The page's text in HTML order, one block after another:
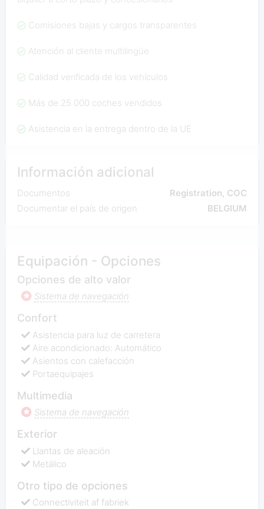
Comisiones bajas y cargos transparentes
Atención al cliente multilingüe
Calidad verificada de los vehículos
Más de 25 000 coches vendidos
Asistencia en la entrega dentro de la UE
Información adicional
Documentos
Registration, COC
Documentar el país de origen
BELGIUM
Equipación - Opciones
Opciones de alto valor
Sistema de navegación
Confort
Asistencia para luz de carretera
Aire acondicionado: Automático
Asientos con calefacción
Portaequipajes
Multimedia
Sistema de navegación
Exterior
Llantas de aleación
Metálico
Otro tipo de opciones
Connectiviteit af fabriek